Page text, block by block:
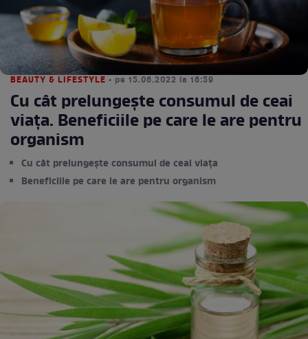
BEAUTY & LIFESTYLE • pe 15.06.2022 la 16:59
Cu cât prelungește consumul de ceai
viața. Beneficiile pe care le are pentru
organism
Cu cât prelungește consumul de ceai viața
Beneficiile pe care le are pentru organism